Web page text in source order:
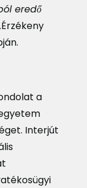
eredő
a
Interjút